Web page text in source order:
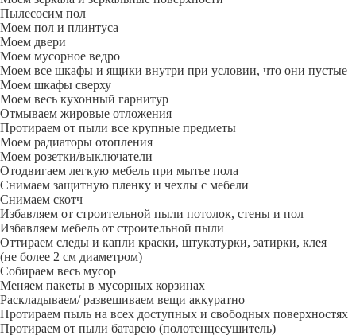
Пылесосим пол
Моем пол и плинтуса
Моем двери
Моем мусорное ведро
Моем все шкафы и ящики внутри при условии, что они пустые
Моем шкафы сверху
Моем весь кухонный гарнитур
Отмываем жировые отложения
Протираем от пыли все крупные предметы
Моем радиаторы отопления
Моем розетки/выключатели
Отодвигаем легкую мебель при мытье пола
Снимаем защитную пленку и чехлы с мебели
Снимаем скотч
Избавляем от строительной пыли потолок, стены и пол
Избавляем мебель от строительной пыли
Оттираем следы и капли краски, штукатурки, затирки, клея
(не более 2 см диаметром)
Собираем весь мусор
Меняем пакеты в мусорных корзинах
Раскладываем/ развешиваем вещи аккуратно
Протираем пыль на всех доступных и свободных поверхностях
Протираем от пыли батарею (полотенцесушитель)